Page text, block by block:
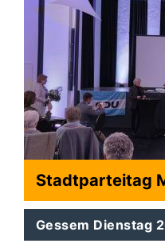
Stadtparteitag
Gessem Dienstag